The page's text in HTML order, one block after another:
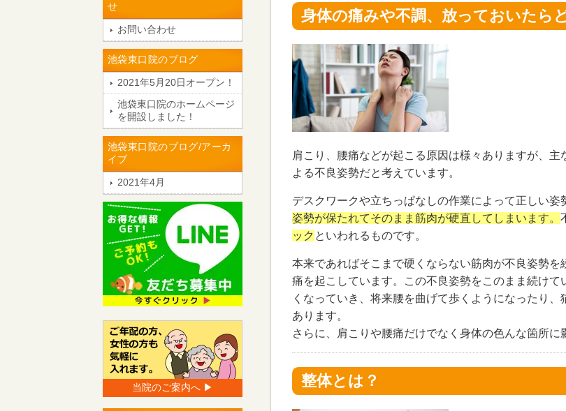
身体の痛みや不調、放っておいたら
肩こり、腰痛などが起こる原因は様々ありますが、
よる不良姿勢だと考えています。
デスクワークや立ちっぱなしの作業によって正しい
姿勢が保たれてそのまま筋肉が硬直してしまいます。
ック といわれるものです。
本来であればそこまで硬くならない筋肉が不良姿勢
痛を起こしています。この不良姿勢をこのまま続け
くなっていき、将来腰を曲げて歩くようになったり
あります。
さらに、肩こりや腰痛だけでなく身体の色んな箇所に
整体とは？
せ
お問い合わせ
池袋東口院のブログ
2021年5月20日オープン！
池袋東口院のホームページ
を開設しました！
池袋東口院のブログ/アーカ
イブ
2021年4月
当院のご案内へ ▶︎